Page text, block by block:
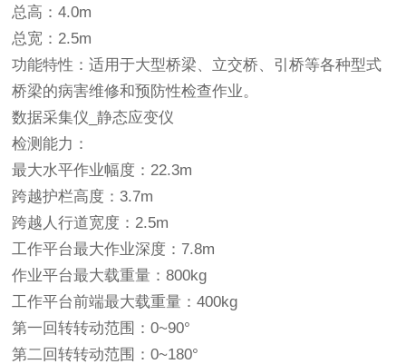
总高：4.0m
总宽：2.5m
功能特性：适用于大型桥梁、立交桥、引桥等各种型式
桥梁的病害维修和预防性检查作业。
数据采集仪_静态应变仪
检测能力：
最大水平作业幅度：22.3m
跨越护栏高度：3.7m
跨越人行道宽度：2.5m
工作平台最大作业深度：7.8m
作业平台最大载重量：800kg
工作平台前端最大载重量：400kg
第一回转转动范围：0~90°
第二回转转动范围：0~180°